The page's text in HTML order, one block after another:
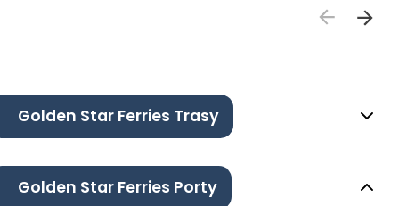
Golden Star Ferries Trasy
Golden Star Ferries Porty